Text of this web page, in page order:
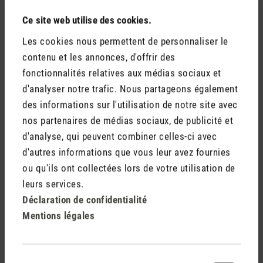
Ce site web utilise des cookies.
Les cookies nous permettent de personnaliser le
contenu et les annonces, d'offrir des
fonctionnalités relatives aux médias sociaux et
d'analyser notre trafic. Nous partageons également
des informations sur l'utilisation de notre site avec
nos partenaires de médias sociaux, de publicité et
d'analyse, qui peuvent combiner celles-ci avec
d'autres informations que vous leur avez fournies
ou qu'ils ont collectées lors de votre utilisation de
leurs services.
Déclaration de confidentialité
Mentions légales
Tu soutiens toute ta
famille - les
humidificateurs
peuvent être utilisés
sans problème dans la
chambre d'enfant
Tu ressens et apprécie
les avantages d’une
humidité de l’air
constante et
équilibrée, en